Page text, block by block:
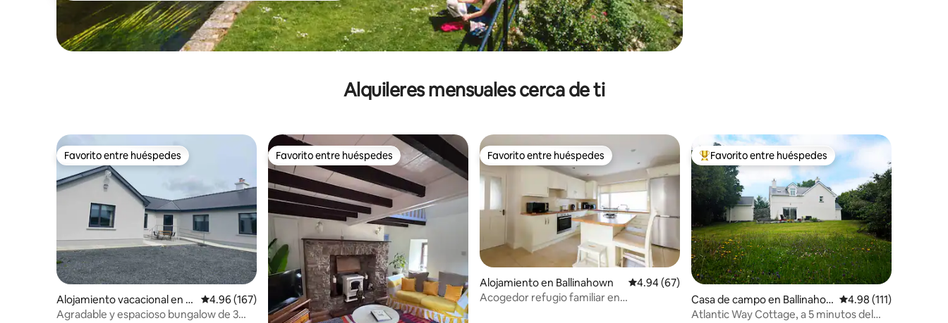
Alquileres mensuales cerca de ti
Favorito entre huéspedes
Favorito entre huéspedes
Alojamiento vacacional en In
verin
Calificación promedio: 4.96 de 5, 167 reseñas
4.96 (167)
Agradable y espacioso bungalow de 3
Favorito entre huéspedes
Favorito entre huéspedes Favorito entre huéspedes
Favorito entre huéspedes
Alojamiento en Ballinahown Calificación promedio: 4.94 de 5, 67 reseñas
4.94 (67)
Acogedor refugio familiar en
Favorito entre huéspedes preferido
Favorito entre huéspedes
Casa de campo en Ballinaho
wn
Calificación promedio:
4.98 (111)
Atlantic Way Cottage, a 5 minutos del